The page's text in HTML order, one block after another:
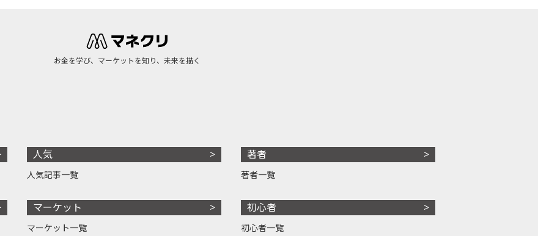
お金を学び、マーケットを知り、未来を描く
人気
人気記事一覧
マーケット
マーケット一覧
著者
著者一覧
初心者
初心者一覧